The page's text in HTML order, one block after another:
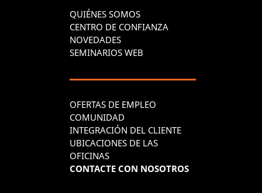
QUIÉNES SOMOS
CENTRO DE CONFIANZA
NOVEDADES
SEMINARIOS WEB
OFERTAS DE EMPLEO
COMUNIDAD
INTEGRACIÓN DEL CLIENTE
UBICACIONES DE LAS
OFICINAS
CONTACTE CON NOSOTROS